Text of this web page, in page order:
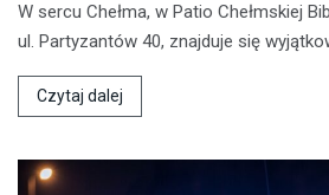
W sercu Chełma, w Patio Chełmskiej
ul. Partyzantów 40, znajduje się
Czytaj dalej